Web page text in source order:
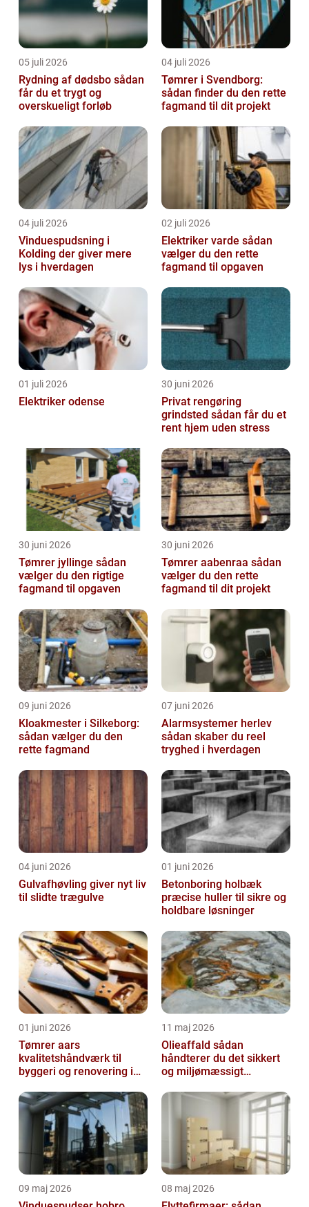
05 juli 2026
Rydning af dødsbo sådan
får du et trygt og
overskueligt forløb
04 juli 2026
Tømrer i Svendborg:
sådan finder du den rette
fagmand til dit projekt
04 juli 2026
Vinduespudsning i
Kolding der giver mere
lys i hverdagen
02 juli 2026
Elektriker varde sådan
vælger du den rette
fagmand til opgaven
01 juli 2026
Elektriker odense
30 juni 2026
Privat rengøring
grindsted sådan får du et
rent hjem uden stress
30 juni 2026
Tømrer jyllinge sådan
vælger du den rigtige
fagmand til opgaven
30 juni 2026
Tømrer aabenraa sådan
vælger du den rette
fagmand til dit projekt
09 juni 2026
Kloakmester i Silkeborg:
sådan vælger du den
rette fagmand
07 juni 2026
Alarmsystemer herlev
sådan skaber du reel
tryghed i hverdagen
04 juni 2026
Gulvafhøvling giver nyt liv
til slidte trægulve
01 juni 2026
Betonboring holbæk
præcise huller til sikre og
holdbare løsninger
01 juni 2026
Tømrer aars
kvalitetshåndværk til
byggeri og renovering i
11 maj 2026
Olieaffald sådan
håndterer du det sikkert
og miljømæssigt
09 maj 2026 08 maj 2026